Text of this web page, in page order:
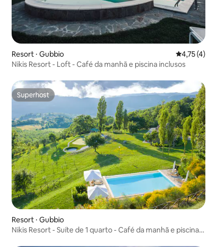
Resort ⋅ Gubbio 4,75 de
4,75 (4)
Nikis Resort - Loft - Café da manhã e piscina inclusos
Superhost
Superhost
Resort ⋅ Gubbio
Nikis Resort - Suíte de 1 quarto - Café da manhã e piscina